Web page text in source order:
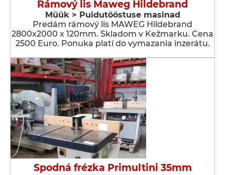
Rámový lis Maweg Hildebrand
Müük > Puidutööstuse masinad
Predám rámový lis MAWEG Hildebrand
2800x2000 x 120mm. Skladom v Kežmarku. Cena
2500 Euro. Ponuka platí do vymazania inzerátu.
Spodná frézka Primultini 35mm